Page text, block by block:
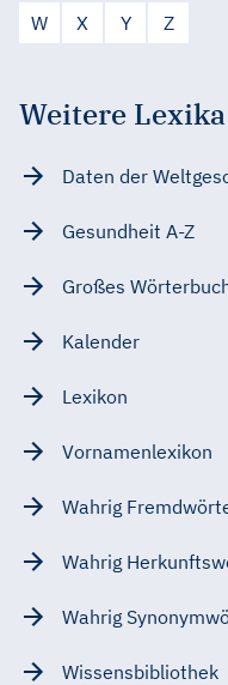
W
X Y Z
Weitere Lexika
Daten der
Gesundheit A-Z
Großes
Kalender
Lexikon
Vornamenlexikon
Wahrig
Wahrig
Wahrig
Wissensbibliothek